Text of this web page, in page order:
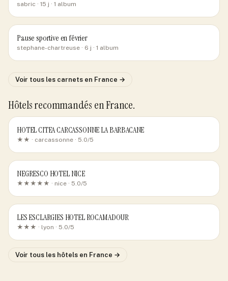
sabric · 15 j · 1 album
Pause sportive en février
stephane-chartreuse · 6 j · 1 album
Voir tous les carnets en France →
Hôtels recommandés en France.
HOTEL CITEA CARCASSONNE LA BARBACANE
★★ · carcassonne · 5.0/5
NEGRESCO HOTEL NICE
★★★★★ · nice · 5.0/5
LES ESCLARGIES HOTEL ROCAMADOUR
★★★ · lyon · 5.0/5
Voir tous les hôtels en France →